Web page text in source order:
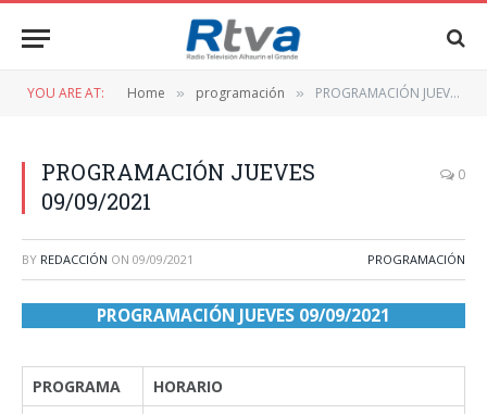
YOU ARE AT: Home » programación » PROGRAMACIÓN JUEVES 09/09/2021
PROGRAMACIÓN JUEVES
09/09/2021
0
BY REDACCIÓN ON 09/09/2021 PROGRAMACIÓN
PROGRAMACIÓN JUEVES 09/09/2021
PROGRAMA
HORARIO